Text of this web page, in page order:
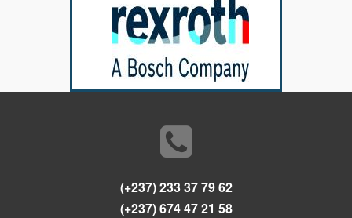
(+237) 233 37 79 62
(+237) 674 47 21 58